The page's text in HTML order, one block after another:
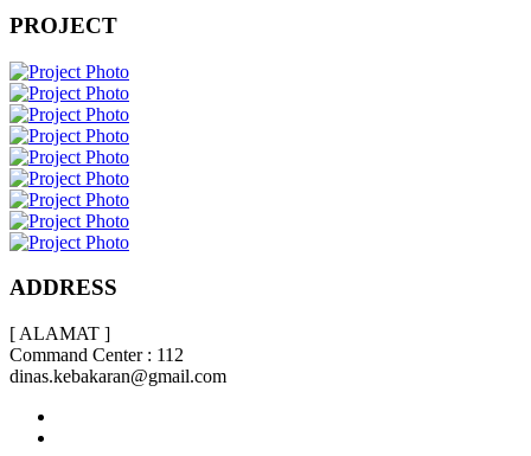
PROJECT
ADDRESS
[ ALAMAT ]
Command Center : 112
dinas.kebakaran@gmail.com